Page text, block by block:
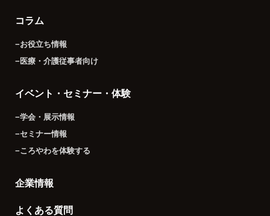
コラム
−お役立ち情報
−医療・介護従事者向け
イベント・セミナー・体験
−学会・展示情報
−セミナー情報
−ころやわを体験する
企業情報
よくある質問